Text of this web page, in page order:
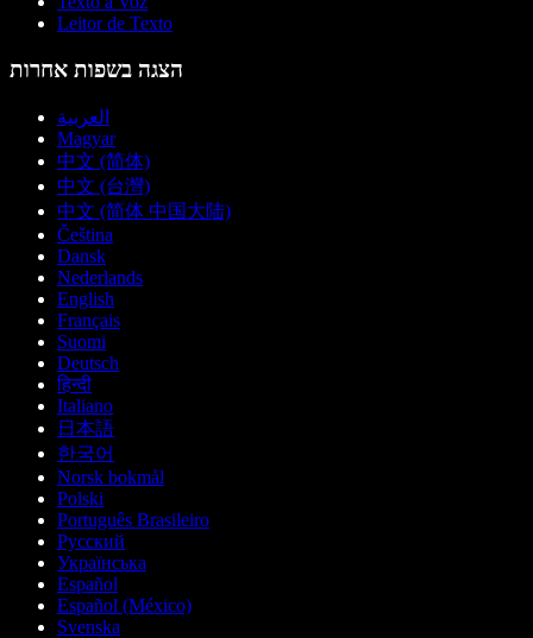
Leitor de Texto
הצגה בשפות אחרות
العربية
Magyar
中文 (简体)
中文 (台灣)
中文 (简体 中国大陆)
Čeština
Dansk
Nederlands
English
Français
Suomi
Deutsch
हिन्दी
Italiano
日本語
한국어
Norsk bokmål
Polski
Português Brasileiro
Русский
Українська
Español
Español (México)
Svenska